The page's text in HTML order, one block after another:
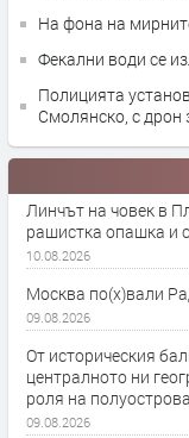
На фона на
Фекални води се
Полицията
Смолянско, с дрон
Линчът на човек в
рашистка опашка и
10.08.2026
Москва по(х)вали
09.08.2026
От историческия
централното ни
роля на полуострова
09.08.2026